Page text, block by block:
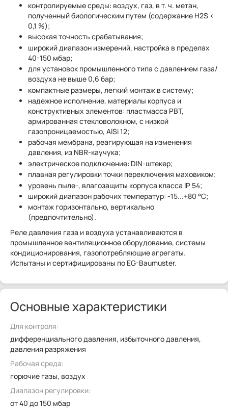
контролируемые среды: воздух, газ, в т. ч. метан,
полученный биологическим путем (содержание H2S <
0,1 %);
высокая точность срабатывания;
широкий диапазон измерений, настройка в пределах
40-150 мбар;
для установок промышленного типа с давлением газа/
воздуха не выше 0,6 бар;
компактные размеры, легкий монтаж в систему;
надежное исполнение, материалы корпуса и
конструктивных элементов: пластмасса PBT,
армированная стекловолокном, с низкой
газопроницаемостью, AlSi 12;
рабочая мембрана, реагирующая на изменения
давления, из NBR-каучука;
электрическое подключение: DIN-штекер;
плавная регулировки точки переключения маховиком;
уровень пыле-, влагозащиты корпуса класса IP 54;
широкий диапазон рабочих температур: -15...+80 °C;
монтаж горизонтально, вертикально
(предпочтительно).
Реле давления газа и воздуха устанавливаются в
промышленное вентиляционное оборудование, системы
кондиционирования, газопотребляющие агрегаты.
Испытаны и сертифицированы по EG-Baumuster.
Основные характеристики
Для контроля:
дифференциального давления, избыточного давления,
давления разряжения
Рабочая среда:
горючие газы, воздух
Диапазон регулировки:
от 40 до 150 мбар